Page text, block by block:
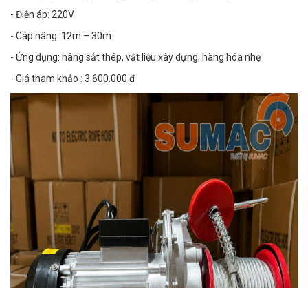
- Điện áp: 220V
- Cáp nâng: 12m – 30m
- Ứng dụng: nâng sắt thép, vật liệu xây dựng, hàng hóa nhẹ
- Giá tham khảo : 3.600.000 đ